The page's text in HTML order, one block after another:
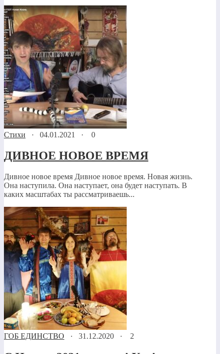
Стихи · 04.01.2021 · 0
ДИВНОЕ НОВОЕ ВРЕМЯ
Дивное новое время Дивное новое время. Новая жизнь.
Она наступила. Она наступает, она будет наступать. В
каких масштабах ты рассматриваешь...
ГОБ ЕДИНСТВО · 31.12.2020 · 2